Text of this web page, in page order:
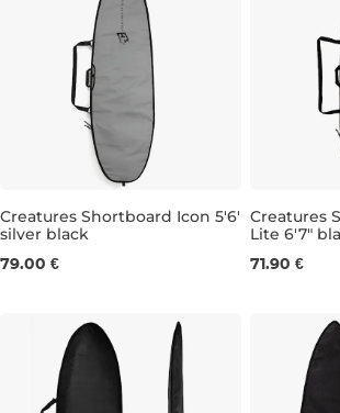
5'6
Creatures Shortboard Icon 5'6'
silver black
79.00 € 6'7"
Creatures
Lite 6'7"
71.90 €